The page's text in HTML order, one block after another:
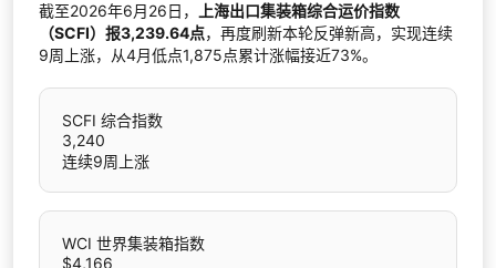
截至2026年6月26日，
上海出口集装箱综合运价指数
（SCFI）报3,239.64点，再度刷新本轮反弹新高，实现连续
9周上涨，从4月低点1,875点累计涨幅接近73%。
SCFI 综合指数
3,240
连续9周上涨
WCI 世界集装箱指数
$4,166